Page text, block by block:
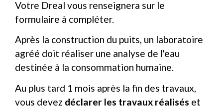
Votre Dreal vous renseignera sur le
formulaire à compléter.
Après la construction du puits, un laboratoire
agréé doit réaliser une analyse de l'eau
destinée à la consommation humaine.
Au plus tard 1 mois après la fin des travaux,
vous devez déclarer les travaux réalisés et